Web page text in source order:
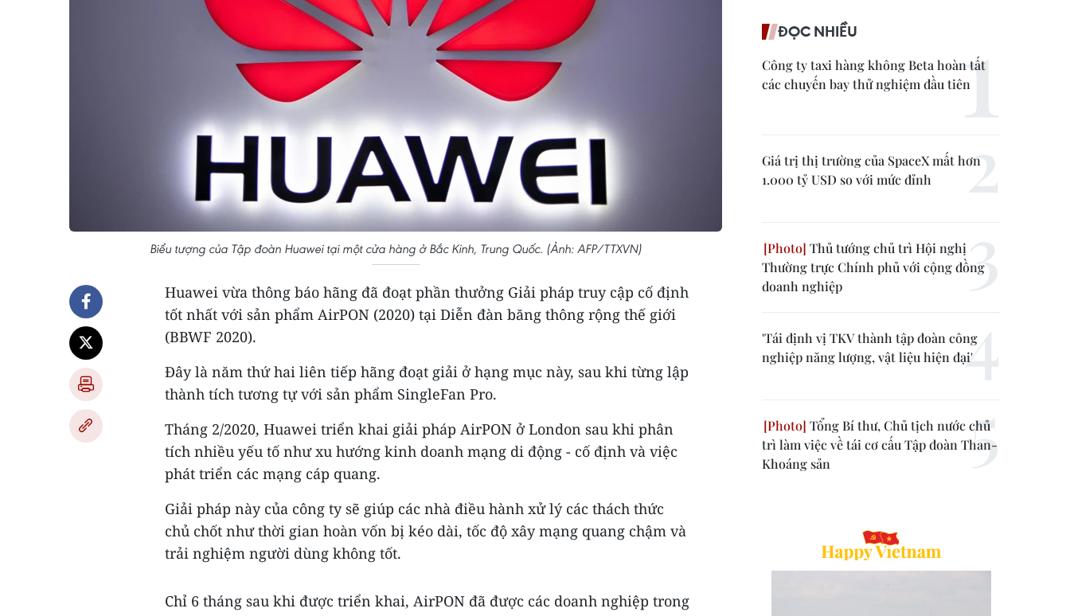
Biểu tượng của Tập đoàn Huawei tại một cửa hàng ở Bắc Kinh, Trung Quốc. (Ảnh: AFP/TTXVN)
Huawei vừa thông báo hãng đã đoạt phần thưởng Giải pháp truy cập cố định
tốt nhất với sản phẩm AirPON (2020) tại Diễn đàn băng thông rộng thế giới
(BBWF 2020).
Đây là năm thứ hai liên tiếp hãng đoạt giải ở hạng mục này, sau khi từng lập
thành tích tương tự với sản phẩm SingleFan Pro.
Tháng 2/2020, Huawei triển khai giải pháp AirPON ở London sau khi phân
tích nhiều yếu tố như xu hướng kinh doanh mạng di động - cố định và việc
phát triển các mạng cáp quang.
Giải pháp này của công ty sẽ giúp các nhà điều hành xử lý các thách thức
chủ chốt như thời gian hoàn vốn bị kéo dài, tốc độ xây mạng quang chậm và
trải nghiệm người dùng không tốt.
Chỉ 6 tháng sau khi được triển khai, AirPON đã được các doanh nghiệp trong
ĐỌC NHIỀU
Công ty taxi hàng không Beta hoàn tất
các chuyến bay thử nghiệm đầu tiên
Giá trị thị trường của SpaceX mất hơn
1.000 tỷ USD so với mức đỉnh
Thủ tướng chủ trì Hội nghị
Thường trực Chính phủ với cộng đồng
doanh nghiệp
'Tái định vị TKV thành tập đoàn công
nghiệp năng lượng, vật liệu hiện đại'
Tổng Bí thư, Chủ tịch nước chủ
trì làm việc về tái cơ cấu Tập đoàn Than-
Khoáng sản